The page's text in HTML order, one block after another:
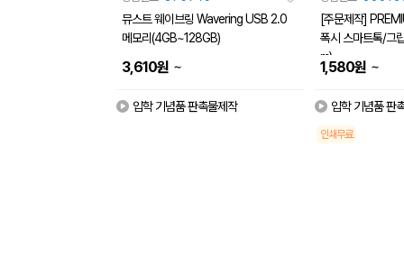
뮤스트 웨이브링 Wavering USB 2.0
메모리(4GB~128GB)
3,610원 ~
입학 기념품 판촉물제작
[주문제작]
폭시 스마트톡/그
m)
1,580원 ~
입학 기념품 판
인쇄무료